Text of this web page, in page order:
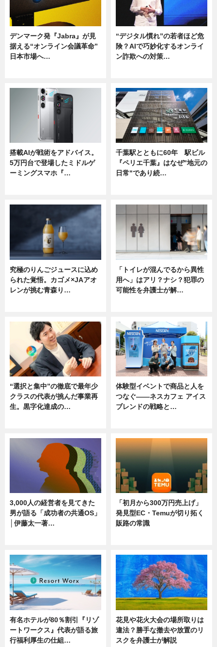
デンマーク発『Jabra』が見
据える“オンライン会議革命”
日本市場へ…
“デジタル慣れ”の若者ほど危
険？AIで巧妙化するオンライ
ン詐欺への対策…
搭載AIが戦術をアドバイス。
5万円台で登場したミドルゲ
ーミングスマホ『…
千葉駅とともに60年 駅ビル
『ペリエ千葉』はなぜ"地元の
日常"であり続…
究極のりんごジュースに込め
られた覚悟。カゴメ×JAアオ
レンが挑む青森り…
「トイレが混んでるから異性
用へ」はアリ？ナシ？犯罪の
可能性を弁護士が解…
“選択と集中”の徹底で最年少
クラスの代表が挑んだ事業再
生。黒字化達成の…
体験型イベントで商品と人を
つなぐ――ネスカフェ アイス
ブレンドの戦略と…
3,000人の経営者を見てきた
男が語る「成功者の共通OS」
│伊藤太一著…
「初月から300万円売上げ」
発見型EC・Temuが切り拓く
販路の常識
有名ホテルが80％割引『リゾ
ートワークス』代表が語る旅
行福利厚生の仕組…
花見や花火大会の場所取りは
違法？勝手な撤去や放置のリ
スクを弁護士が解説